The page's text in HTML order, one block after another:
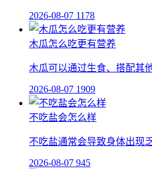
2026-08-07 1178
木瓜怎么吃更有营养
木瓜可以通过生食、搭配其
2026-08-07 1909
不吃盐会怎么样
不吃盐通常会导致身体出现
2026-08-07 945